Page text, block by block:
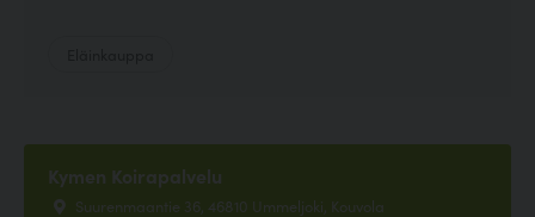
Kymen Koirapalvelu
Suurenmaantie 36, 46810 Ummeljoki, Kouvola